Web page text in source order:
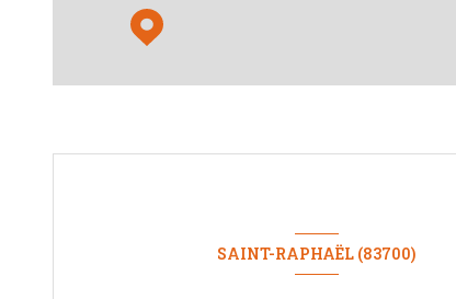
SAINT-RAPHAËL (83700)